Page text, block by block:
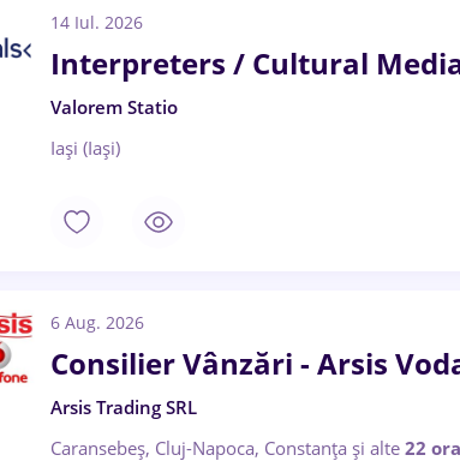
14 Iul. 2026
Interpreters / Cultural
Valorem Statio
Iași (Iași)
6 Aug. 2026
Consilier Vânzări - Arsis
Arsis Trading SRL
Caransebeș, Cluj-Napoca, Constanța și alte 22